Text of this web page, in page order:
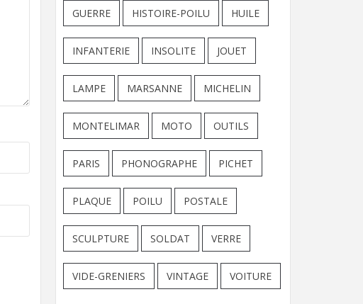
GUERRE HISTOIRE-POILU HUILE
INFANTERIE INSOLITE JOUET
LAMPE MARSANNE MICHELIN
MONTELIMAR MOTO OUTILS
PARIS PHONOGRAPHE PICHET
PLAQUE POILU POSTALE
SCULPTURE SOLDAT VERRE
VIDE-GRENIERS VINTAGE VOITURE